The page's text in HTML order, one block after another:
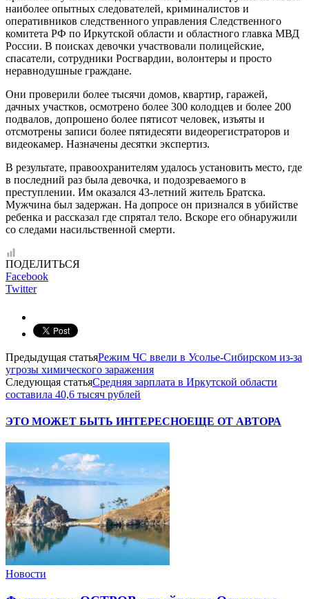
наиболее опытных следователей, криминалистов и
оперативников следственного управления Следственного
комитета РФ по Иркутской области и областного главка МВД
России. В поисках девочки участвовали полицейские,
спасатели, сотрудники Росгвардии, волонтеры и просто
неравнодушные граждане.
Они проверили более тысячи домов, квартир, гаражей,
дачных участков, осмотрено более 300 колодцев и более 200
подвалов, допрошено более пятисот человек, изъяты и
отсмотрены записи более пятидесяти видеорегистраторов и
видеокамер. Назначены десятки экспертиз.
В результате, правоохранителям удалось установить место, где
в последний раз была девочка, и подозреваемого в
преступлении. Им оказался 43-летний житель Братска.
Мужчина был задержан. На допросе он признался в убийстве
ребенка и рассказал где спрятал тело. Вскоре его обнаружили
со следами насильственной смерти.
ПОДЕЛИТЬСЯ
Facebook
Twitter
Предыдущая статьяРежим ЧС ввели в Усолье-Сибирском из-за
угрозы химического заражения‍
Следующая статьяСредняя зарплата в Иркутской области
составила 40,6 тысяч рублей
ЭТО МОЖЕТ БЫТЬ ИНТЕРЕСНОЕЩЕ ОТ АВТОРА
Новости